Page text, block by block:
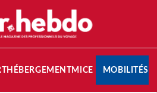
HÉBERGEMENTMICE MOBILITÉS